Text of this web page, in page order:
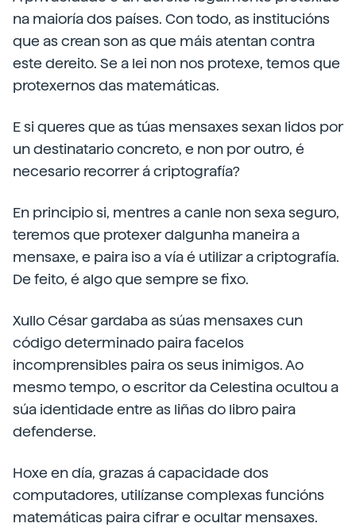
na maioría dos países. Con todo, as institucións
que as crean son as que máis atentan contra
este dereito. Se a lei non nos protexe, temos que
protexernos das matemáticas.
E si queres que as túas mensaxes sexan lidos por
un destinatario concreto, e non por outro, é
necesario recorrer á criptografía?
En principio si, mentres a canle non sexa seguro,
teremos que protexer dalgunha maneira a
mensaxe, e paira iso a vía é utilizar a criptografía.
De feito, é algo que sempre se fixo.
Xullo César gardaba as súas mensaxes cun
código determinado paira facelos
incomprensibles paira os seus inimigos. Ao
mesmo tempo, o escritor da Celestina ocultou a
súa identidade entre as liñas do libro paira
defenderse.
Hoxe en día, grazas á capacidade dos
computadores, utilízanse complexas funcións
matemáticas paira cifrar e ocultar mensaxes.